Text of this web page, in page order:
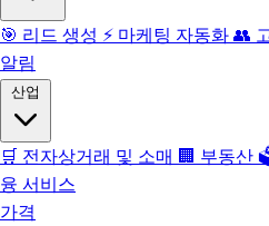
🎯 리드 생성 ⚡️ 마케팅 자동화👥
알림
산업
🛒 전자상거래 및 소매 🏢 부동산
융 서비스
가격